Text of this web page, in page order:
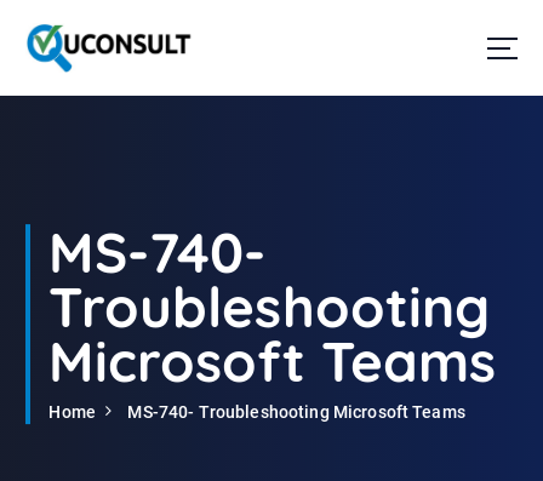
a
MS-740-
Troubleshooting
Microsoft Teams
Home MS-740- Troubleshooting Microsoft Teams